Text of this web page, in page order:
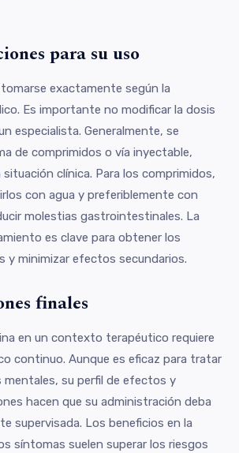
para su uso
exactamente según la
Es importante no modificar la dosis
especialista. Generalmente, se
de comprimidos o vía inyectable,
clínica. Para los comprimidos,
con agua y preferiblemente con
molestias gastrointestinales. La
es clave para obtener los
y minimizar efectos secundarios.
finales
en un contexto terapéutico requiere
continuo. Aunque es eficaz para tratar
su perfil de efectos y
hacen que su administración deba
supervisada. Los beneficios en la
síntomas suelen superar los riesgos